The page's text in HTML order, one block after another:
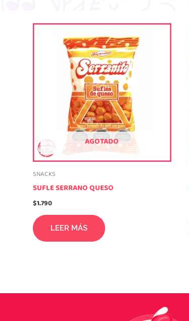
AGOTADO
SNACKS
SUFLE SERRANO QUESO
$1.790
LEER MÁS